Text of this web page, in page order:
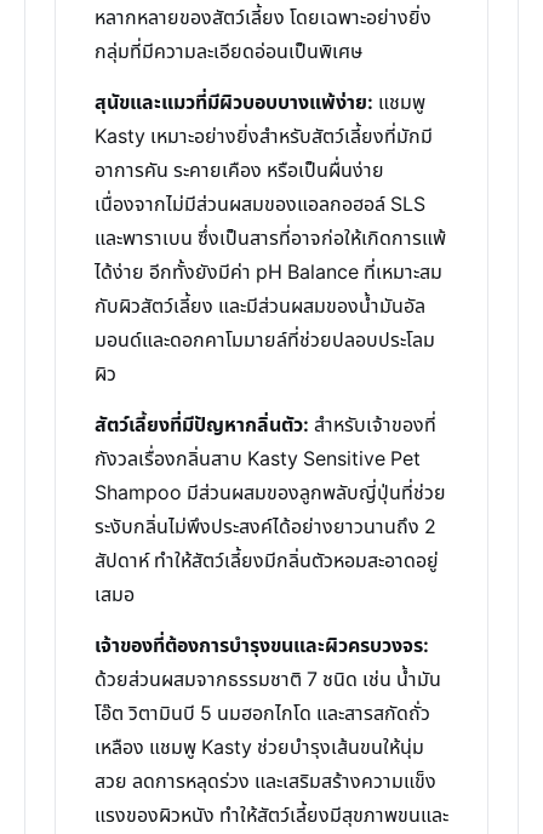
หลากหลายของสัตว์เลี้ยง โดยเฉพาะอย่างยิ่ง
กลุ่มที่มีความละเอียดอ่อนเป็นพิเศษ
สุนัขและแมวที่มีผิวบอบบางแพ้ง่าย: แชมพู
Kasty เหมาะอย่างยิ่งสำหรับสัตว์เลี้ยงที่มักมี
อาการคัน ระคายเคือง หรือเป็นผื่นง่าย
เนื่องจากไม่มีส่วนผสมของแอลกอฮอล์ SLS
และพาราเบน ซึ่งเป็นสารที่อาจก่อให้เกิดการแพ้
ได้ง่าย อีกทั้งยังมีค่า pH Balance ที่เหมาะสม
กับผิวสัตว์เลี้ยง และมีส่วนผสมของน้ำมันอัล
มอนด์และดอกคาโมมายล์ที่ช่วยปลอบประโลม
ผิว
สัตว์เลี้ยงที่มีปัญหากลิ่นตัว: สำหรับเจ้าของที่
กังวลเรื่องกลิ่นสาบ Kasty Sensitive Pet
Shampoo มีส่วนผสมของลูกพลับญี่ปุ่นที่ช่วย
ระงับกลิ่นไม่พึงประสงค์ได้อย่างยาวนานถึง 2
สัปดาห์ ทำให้สัตว์เลี้ยงมีกลิ่นตัวหอมสะอาดอยู่
เสมอ
เจ้าของที่ต้องการบำรุงขนและผิวครบวงจร:
ด้วยส่วนผสมจากธรรมชาติ 7 ชนิด เช่น น้ำมัน
โอ๊ต วิตามินบี 5 นมฮอกไกโด และสารสกัดถั่ว
เหลือง แชมพู Kasty ช่วยบำรุงเส้นขนให้นุ่ม
สวย ลดการหลุดร่วง และเสริมสร้างความแข็ง
แรงของผิวหนัง ทำให้สัตว์เลี้ยงมีสุขภาพขนและ